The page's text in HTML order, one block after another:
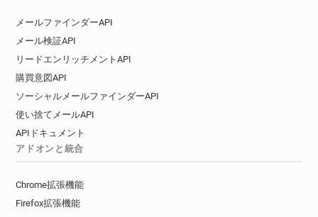
メールファインダーAPI
メール検証API
リードエンリッチメントAPI
購買意図API
ソーシャルメールファインダーAPI
使い捨てメールAPI
APIドキュメント
アドオンと統合
Chrome拡張機能
Firefox拡張機能